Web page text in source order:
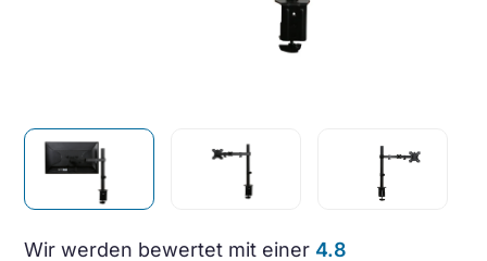
Wir werden bewertet mit einer 4.8